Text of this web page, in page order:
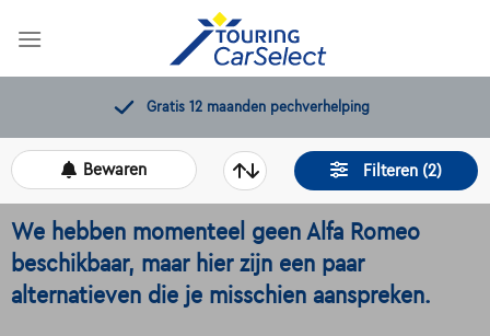
11.000+beschikbare wagens
Filteren (2)
Bewaren
We hebben momenteel geen Alfa Romeo
beschikbaar, maar hier zijn een paar
alternatieven die je misschien aanspreken.